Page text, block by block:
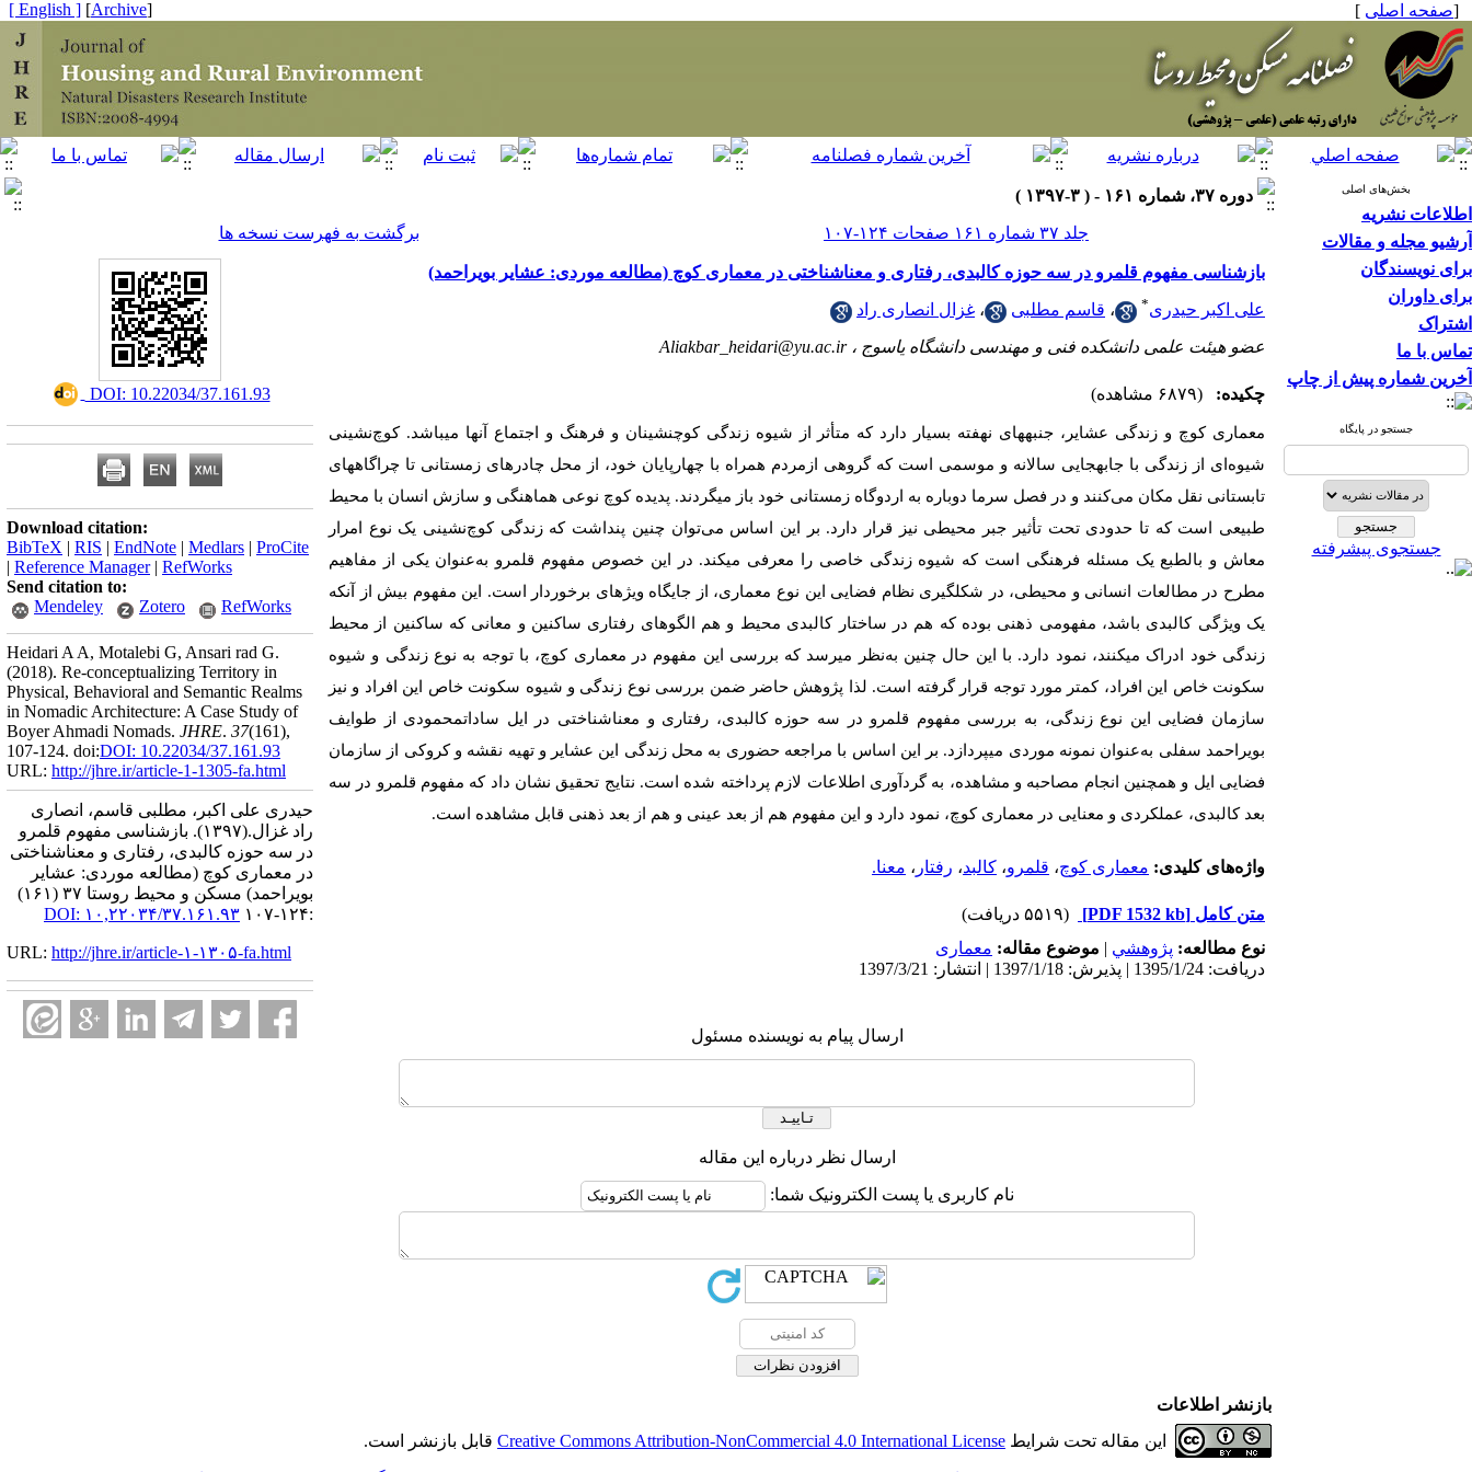
[صفحه اصلی ]
[
Archive
]
[ English ]
بخش‌های اصلی
اطلاعات نشریه
آرشیو مجله و مقالات
برای نویسندگان
برای داوران
اشتراک
تماس با ما
آخرین شماره پیش از چاپ
جستجو در پایگاه
جستجوی پیشرفته
دوره ۳۷، شماره ۱۶۱ - ( ۳-۱۳۹۷ )
جلد ۳۷ شماره ۱۶۱ صفحات ۱۲۴-۱۰۷
برگشت به فهرست نسخه ها
بازشناسی مفهوم قلمرو در سه حوزه کالبدی، رفتاری و معناشناختی در معماری کوچ (مطالعه موردی: عشایر بویراحمد)
علی اکبر حیدری* ، قاسم مطلبی ، غزال انصاری راد
عضو هیئت علمی دانشکده فنی و مهندسی دانشگاه یاسوج ،Aliakbar_heidari@yu.ac.ir
چکیده: (۶۸۷۹ مشاهده)
معماری کوچ و زندگی عشایر، جنبه­های نهفته­‌ بسیار دارد که متأثر از شیوه­‌ زندگی کوچ­نشینان و فرهنگ و اجتماع آن­ها می­باشد. کوچ‌نشینی
شیوه‌ای از زندگی با جابه­جایی سالانه و موسمی است که گروهی ازمردم همراه با چهارپایان خود، از محل چادرهای زمستانی تا چراگاه­های
تابستانی نقل مکان می‌کنند و در فصل سرما دوباره به اردوگاه زمستانی خود باز می­گردند. پدیده کوچ نوعی هماهنگی و سازش انسان با محیط
طبیعی است که تا حدودی تحت تأثیر جبر محیطی نیز قرار دارد. بر این اساس می‌توان چنین پنداشت که زندگی کوچ‌نشینی یک نوع امرار
معاش و بالطبع یک مسئله فرهنگی است که شیوه‌ زندگی خاصی را معرفی می­کند. در این خصوص مفهوم قلمرو به‌عنوان یکی از مفاهیم
مطرح در مطالعات انسانی و محیطی، در شکل­گیری نظام فضایی این نوع معماری، از جایگاه ویژه­ای برخوردار است. این مفهوم بیش از آن­که
یک ویژگی کالبدی باشد، مفهومی ذهنی بوده که هم در ساختار کالبدی محیط و هم الگوهای رفتاری ساکنین و معانی که ساکنین از محیط
زندگی خود ادراک می­کنند، نمود دارد. با این حال چنین به‌نظر می­رسد که بررسی این مفهوم در معماری کوچ، با توجه به نوع زندگی و شیوه
سکونت خاص این افراد، کمتر مورد توجه قرار گرفته است. لذا پژوهش حاضر ضمن بررسی نوع زندگی و شیوه سکونت خاص این افراد و نیز
سازمان فضایی این نوع زندگی، به بررسی مفهوم قلمرو در سه حوزه کالبدی، رفتاری و معناشناختی در ایل سادات­محمودی از طوایف
بویراحمد سفلی به‌عنوان نمونه موردی می­پردازد. بر این اساس با مراجعه حضوری به محل زندگی این عشایر و تهیه نقشه و کروکی از سازمان
فضایی ایل و همچنین انجام مصاحبه و مشاهده، به گردآوری اطلاعات لازم پرداخته شده است. نتایج تحقیق نشان داد که مفهوم قلمرو در سه
بعد کالبدی، عملکردی و معنایی در معماری کوچ‌، نمود دارد و این مفهوم هم از بعد عینی و هم از بعد ذهنی قابل مشاهده است.
واژه‌های کلیدی: معماری کوچ، قلمرو، کالبد، رفتار ، معنا.
متن کامل [PDF 1532 kb]
(۵۵۱۹ دریافت)
نوع مطالعه: پژوهشي | موضوع مقاله: معماری
دریافت: 1395/1/24 | پذیرش: 1397/1/18 | انتشار: 1397/3/21
ارسال پیام به نویسنده مسئول
ارسال نظر درباره این مقاله
نام کاربری یا پست الکترونیک شما:
‎ DOI: 10.22034/37.161.93
Download citation:
BibTeX | RIS | EndNote | Medlars | ProCite
| Reference Manager| RefWorks
Send citation to:
Mendeley
Zotero RefWorks
Heidari A A, Motalebi G, Ansari rad G.
(2018). Re-conceptualizing Territory in
Physical, Behavioral and Semantic Realms
in Nomadic Architecture: A Case Study of
Boyer Ahmadi Nomads. JHRE. 37(161),
107-124. doi:DOI: 10.22034/37.161.93
URL: http://jhre.ir/article-1-1305-fa.html
حیدری علی اکبر، مطلبی قاسم، انصاری
راد غزال.(۱۳۹۷).
بازشناسی مفهوم قلمرو
در سه حوزه کالبدی، رفتاری و معناشناختی
در معماری کوچ (مطالعه موردی: عشایر
بویراحمد) مسکن و محیط روستا ۳۷ (۱۶۱)
:۱۲۴-۱۰۷
DOI: ۱۰,۲۲۰۳۴/۳۷.۱۶۱.۹۳
URL: http://jhre.ir/article-۱-۱۳۰۵-fa.html
بازنشر اطلاعات
این مقاله تحت شرایط Creative Commons Attribution-NonCommercial 4.0 International License قابل بازنشر است.